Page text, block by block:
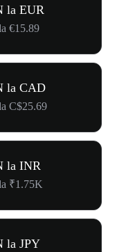
la EUR
€15.89
la CAD
C$25.69
la INR
₹1.75K
la JPY